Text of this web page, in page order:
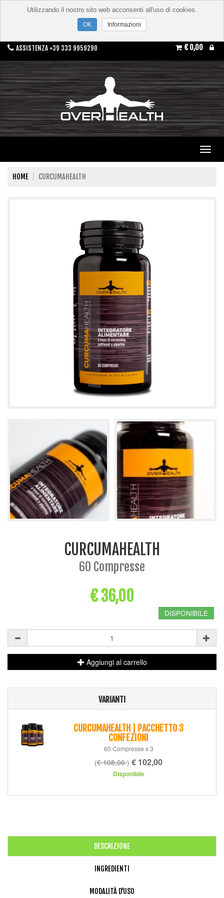
ASSISTENZA +39 333 9959290 € 0,00
HOME CURCUMAHEALTH
CURCUMAHEALTH
60 Compresse
€ 36,00
DISPONIBILE
Aggiungi al carrello
VARIANTI
CURCUMAHEALTH | PACCHETTO 3
CONFEZIONI
60 Compresse x 3
(€ 108,00) € 102,00
Disponibile
DESCRIZIONE
INGREDIENTI
MODALITÀ D'USO
Utilizzando il nostro sito web acconsenti all'uso di cookies.
Informazioni